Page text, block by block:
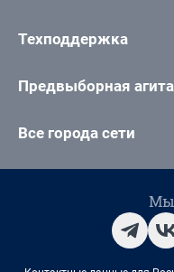
Техподдержка
Предвыборная
Все города сети
Мы